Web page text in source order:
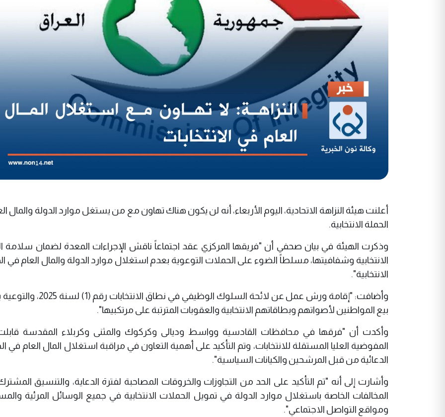
أعلنت هيئة النزاهة الاتحادية، اليوم الأربعاء، أنه لن يكون هناك تهاون مع من يستغل موارد الدولة والمال
الحملة الانتخابية.
وذكرت الهيئة في بيان صحفي أن "فريقها المركزي عقد اجتماعاً ناقش الإجراءات المعدة لضمان سلامة
الانتخابية وشفافيتها، مسلطاً الضوء على الحملات التوعوية بعدم استغلال موارد الدولة والمال العام في
الانتخابية".
وأضافت: "إقامة ورش عمل عن لائحة السلوك الوظيفي في نطاق
بيع المواطنين لأصواتهم وبطاقاتهم الانتخابية والعقوبات المترتبة على مرتكبيها".
وأكدت أن "فرقها في محافظات القادسية وواسط وديالى وكركوك والمثنى وكربلاء المقدسة
المفوضية العليا المستقلة للانتخابات، وتم التأكيد على أهمية التعاون في مراقبة استغلال المال العام في
الدعائية من قبل المرشحين والكيانات السياسية".
وأشارت إلى أنه "تم التأكيد على الحد من التجاوزات والخروقات المصاحبة لفترة الدعاية، والتنسيق
المخالفات الخاصة باستغلال موارد الدولة في تمويل الحملات الانتخابية في جميع الوسائل المرئية
ومواقع التواصل الاجتماعي".